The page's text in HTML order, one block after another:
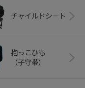
チャイルドシート
抱っこひも
（子守帯）